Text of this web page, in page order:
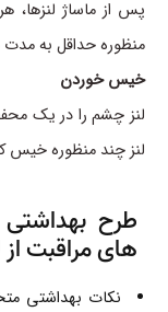
پس از ماساژ لنزها،
منظوره حداقل به مدت 5 ثانیه کاملاً بشویید.
خیس خوردن
لنز چشم را در یک
لنز چند منظوره خیس
طرح
های مراقبت
نکات بهداشتی